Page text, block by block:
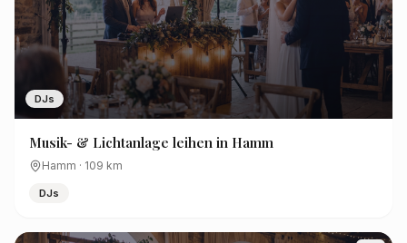
DJs
Musik- & Lichtanlage leihen in Hamm
Hamm · 109 km
DJs